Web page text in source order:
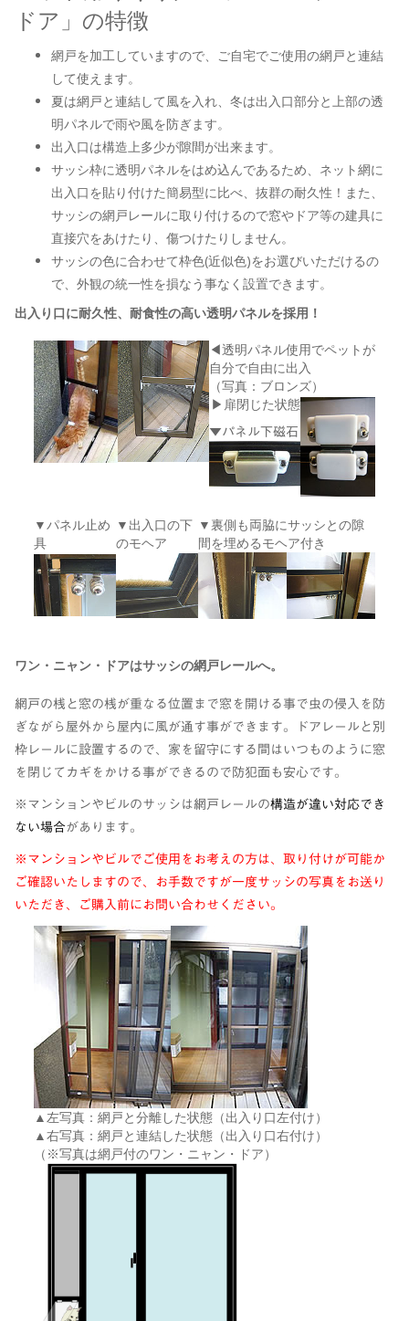
ドア」の特徴
網戸を加工していますので、ご自宅でご使用の網戸と連結
して使えます。
夏は網戸と連結して風を入れ、冬は出入口部分と上部の透
明パネルで雨や風を防ぎます。
出入口は構造上多少が隙間が出来ます。
サッシ枠に透明パネルをはめ込んであるため、ネット網に
出入口を貼り付けた簡易型に比べ、抜群の耐久性！また、
サッシの網戸レールに取り付けるので窓やドア等の建具に
直接穴をあけたり、傷つけたりしません。
サッシの色に合わせて枠色(近似色)をお選びいただけるの
で、外観の統一性を損なう事なく設置できます。
出入り口に耐久性、耐食性の高い透明パネルを採用！
◀︎透明パネル使用でペットが
自分で自由に出入
（写真：ブロンズ）
▶︎扉閉じた状態
▼パネル下磁石
▼パネル止め
具
▼ 出入口の下
のモヘア
▼裏側も両脇にサッシとの隙
間を埋めるモヘア付き
ワン・ニャン・ドアはサッシの網戸レールへ。
網戸の桟と窓の桟が重なる位置まで窓を開ける事で虫の侵入を防
ぎながら屋外から屋内に風が通す事ができます。ドアレールと別
枠レールに設置するので、家を留守にする間はいつものように窓
を閉じてカギをかける事ができるので防犯面も安心です。
※ マンションやビルのサッシは網戸レールの構造が違い対応でき
ない場合があります。
※マンションやビルでご使用をお考えの方は、取り付けが可能か
ご確認いたしますので、お手数ですが一度サッシの写真をお送り
いただき、ご購入前にお問い合わせください。
▲ 左写真：網戸と分離した状態（出入り口左付け）
▲右写真：網戸と連結した状態（出入り口右付け）
（ ※写真は網戸付のワン・ニャン・ドア）